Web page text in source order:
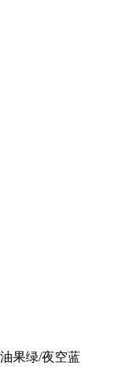
果绿/夜空蓝